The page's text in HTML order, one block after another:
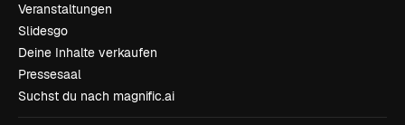
Veranstaltungen
Slidesgo
Deine Inhalte verkaufen
Pressesaal
Suchst du nach magnific.ai